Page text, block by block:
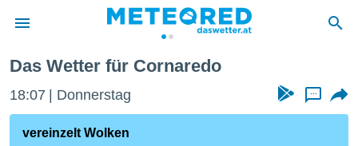
wurde
Das Wetter für Cornaredo
18:07 Donnerstag ...
vereinzelt Wolken